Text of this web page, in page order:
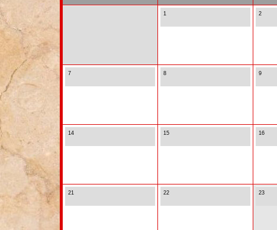
1 2
7 8 9
14 15 16
21 22 23